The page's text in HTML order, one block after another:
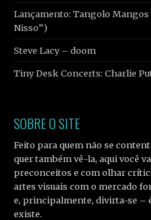
Lançamento: Tangolo Mangos
Nisso”)
Steve Lacy – doom
Tiny Desk Concerts: Charlie
SOBRE O SITE
Feito para quem não se
quer também vê-la, aqui você
preconceitos e com olhar
artes visuais com o mercado
e, principalmente, divirta-se –
existe.